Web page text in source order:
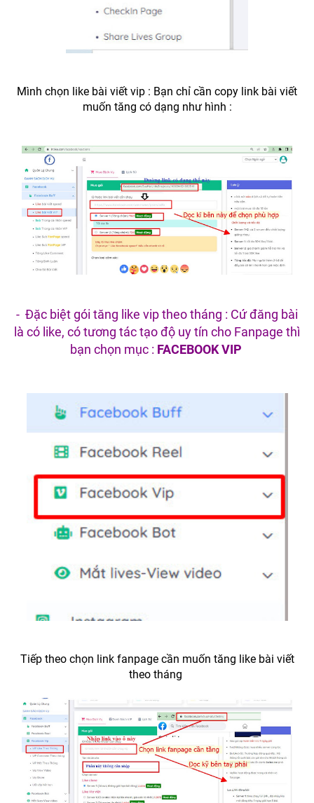
Mình chọn like bài viết vip : Bạn chỉ cần copy link bài viết
muốn tăng có dạng như hình :
- Đặc biệt gói tăng like vip theo tháng : Cứ đăng bài
là có like, có tương tác tạo độ uy tín cho Fanpage thì
bạn chọn mục : FACEBOOK VIP
Tiếp theo chọn link fanpage cần muốn tăng like bài viết
theo tháng